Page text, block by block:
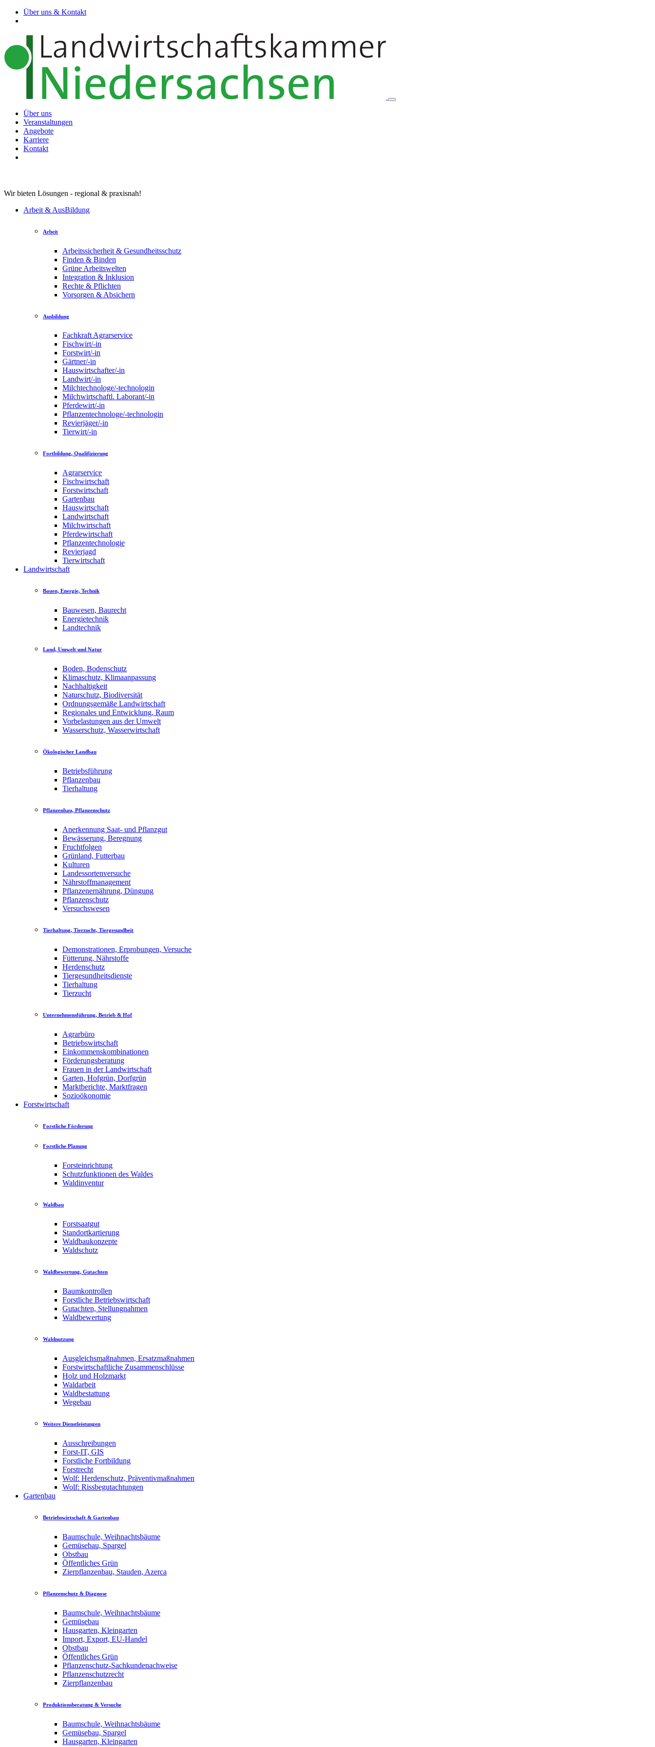
Über uns & Kontakt
Über uns
Veranstaltungen
Angebote
Karriere
Kontakt
Wir bieten Lösungen - regional & praxisnah!
Arbeit & AusBildung
Arbeit
Arbeitssicherheit & Gesundheitsschutz
Finden & Binden
Grüne Arbeitswelten
Integration & Inklusion
Rechte & Pflichten
Vorsorgen & Absichern
Ausbildung
Fachkraft Agrarservice
Fischwirt/-in
Forstwirt/-in
Gärtner/-in
Hauswirtschafter/-in
Landwirt/-in
Milchtechnologe/-technologin
Milchwirtschaftl. Laborant/-in
Pferdewirt/-in
Pflanzentechnologe/-technologin
Revierjäger/-in
Tierwirt/-in
Fortbildung, Qualifizierung
Agrarservice
Fischwirtschaft
Forstwirtschaft
Gartenbau
Hauswirtschaft
Landwirtschaft
Milchwirtschaft
Pferdewirtschaft
Pflanzentechnologie
Revierjagd
Tierwirtschaft
Landwirtschaft
Bauen, Energie, Technik
Bauwesen, Baurecht
Energietechnik
Landtechnik
Land, Umwelt und Natur
Boden, Bodenschutz
Klimaschutz, Klimaanpassung
Nachhaltigkeit
Naturschutz, Biodiversität
Ordnungsgemäße Landwirtschaft
Regionales und Entwicklung, Raum
Vorbelastungen aus der Umwelt
Wasserschutz, Wasserwirtschaft
Ökologischer Landbau
Betriebsführung
Pflanzenbau
Tierhaltung
Pflanzenbau, Pflanzenschutz
Anerkennung Saat- und Pflanzgut
Bewässerung, Beregnung
Fruchtfolgen
Grünland, Futterbau
Kulturen
Landessortenversuche
Nährstoffmanagement
Pflanzenernährung, Düngung
Pflanzenschutz
Versuchswesen
Tierhaltung, Tierzucht, Tiergesundheit
Demonstrationen, Erprobungen, Versuche
Fütterung, Nährstoffe
Herdenschutz
Tiergesundheitsdienste
Tierhaltung
Tierzucht
Unternehmensführung, Betrieb & Hof
Agrarbüro
Betriebswirtschaft
Einkommenskombinationen
Förderungsberatung
Frauen in der Landwirtschaft
Garten, Hofgrün, Dorfgrün
Marktberichte, Marktfragen
Sozioökonomie
Forstwirtschaft
Forstliche Förderung
Forstliche Planung
Forsteinrichtung
Schutzfunktionen des Waldes
Waldinventur
Waldbau
Forstsaatgut
Standortkartierung
Waldbaukonzepte
Waldschutz
Waldbewertung, Gutachten
Baumkontrollen
Forstliche Betriebswirtschaft
Gutachten, Stellungnahmen
Waldbewertung
Waldnutzung
Ausgleichsmaßnahmen, Ersatzmaßnahmen
Forstwirtschaftliche Zusammenschlüsse
Holz und Holzmarkt
Waldarbeit
Waldbestattung
Wegebau
Weitere Dienstleistungen
Ausschreibungen
Forst-IT, GIS
Forstliche Fortbildung
Forstrecht
Wolf: Herdenschutz, Präventivmaßnahmen
Wolf: Rissbegutachtungen
Gartenbau
Betriebswirtschaft & Gartenbau
Baumschule, Weihnachtsbäume
Gemüsebau, Spargel
Obstbau
Öffentliches Grün
Zierpflanzenbau, Stauden, Azerca
Pflanzenschutz & Diagnose
Baumschule, Weihnachtsbäume
Gemüsebau
Hausgarten, Kleingarten
Import, Export, EU-Handel
Obstbau
Öffentliches Grün
Pflanzenschutz-Sachkundenachweise
Pflanzenschutzrecht
Zierpflanzenbau
Produktionsberatung & Versuche
Baumschule, Weihnachtsbäume
Gemüsebau, Spargel
Hausgarten, Kleingarten